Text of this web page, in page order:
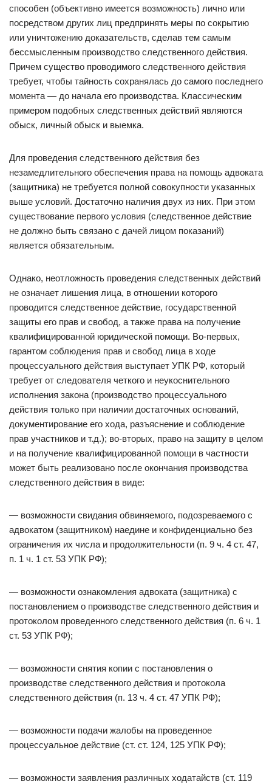
способен (объективно имеется возможность) лично или
посредством других лиц предпринять меры по сокрытию
или уничтожению доказательств, сделав тем самым
бессмысленным производство следственного действия.
Причем существо проводимого следственного действия
требует, чтобы тайность сохранялась до самого последнего
момента — до начала его производства. Классическим
примером подобных следственных действий являются
обыск, личный обыск и выемка.
Для проведения следственного действия без
незамедлительного обеспечения права на помощь адвоката
(защитника) не требуется полной совокупности указанных
выше условий. Достаточно наличия двух из них. При этом
существование первого условия (следственное действие
не должно быть связано с дачей лицом показаний)
является обязательным.
Однако, неотложность проведения следственных действий
не означает лишения лица, в отношении которого
проводится следственное действие, государственной
защиты его прав и свобод, а также права на получение
квалифицированной юридической помощи. Во-первых,
гарантом соблюдения прав и свобод лица в ходе
процессуального действия выступает УПК РФ, который
требует от следователя четкого и неукоснительного
исполнения закона (производство процессуального
действия только при наличии достаточных оснований,
документирование его хода, разъяснение и соблюдение
прав участников и т.д.); во-вторых, право на защиту в целом
и на получение квалифицированной помощи в частности
может быть реализовано после окончания производства
следственного действия в виде:
— возможности свидания обвиняемого, подозреваемого с
адвокатом (защитником) наедине и конфиденциально без
ограничения их числа и продолжительности (п. 9 ч. 4 ст. 47,
п. 1 ч. 1 ст. 53 УПК РФ);
— возможности ознакомления адвоката (защитника) с
постановлением о производстве следственного действия и
протоколом проведенного следственного действия (п. 6 ч. 1
ст. 53 УПК РФ);
— возможности снятия копии с постановления о
производстве следственного действия и протокола
следственного действия (п. 13 ч. 4 ст. 47 УПК РФ);
— возможности подачи жалобы на проведенное
процессуальное действие (ст. ст. 124, 125 УПК РФ);
— возможности заявления различных ходатайств (ст. 119